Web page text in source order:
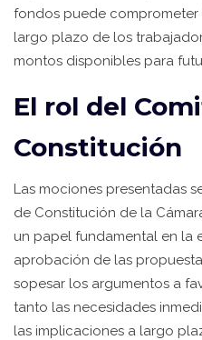
fondos puede
largo plazo de los
montos disponibles para
El rol del
Constitución
Las mociones presentadas
de Constitución de la
un papel fundamental en la
aprobación de las
sopesar los argumentos a
tanto las necesidades
las implicaciones a largo